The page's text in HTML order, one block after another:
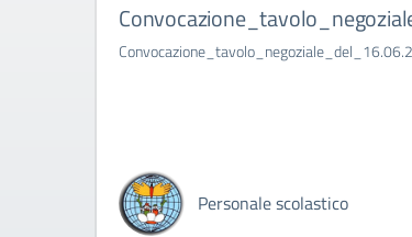
Personale scolastico